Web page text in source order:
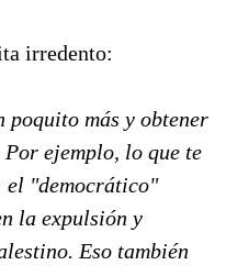
irredento:
poquito más y obtener
ejemplo, lo que te
"democrático"
la expulsión y
Eso también